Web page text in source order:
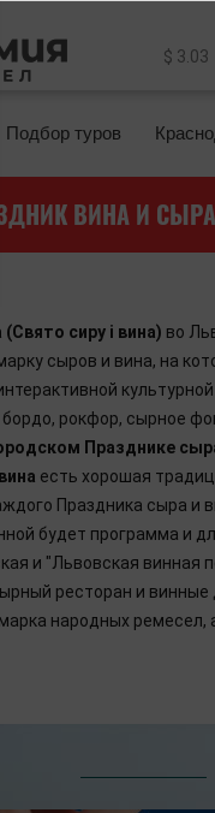
$ 3.03
Подбор туров
ВИНА И
сиру і вина) во
сыров и вина, на
рокфор, сырное
Празднике
есть хорошая
Праздника сыра и
будет программа и
и "Львовская винная
ресторан и
народных